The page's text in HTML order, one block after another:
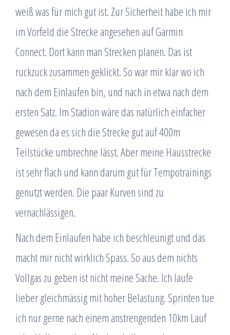
weiß was für mich gut ist. Zur Sicherheit habe ich mir
im Vorfeld die Strecke angesehen auf Garmin
Connect. Dort kann man Strecken planen. Das ist
ruckzuck zusammen geklickt. So war mir klar wo ich
nach dem Einlaufen bin, und nach in etwa nach dem
ersten Satz. Im Stadion wäre das natürlich einfacher
gewesen da es sich die Strecke gut auf 400m
Teilstücke umbrechne lässt. Aber meine Hausstrecke
ist sehr flach und kann darum gut für Tempotrainings
genutzt werden. Die paar Kurven sind zu
vernachlässigen.
Nach dem Einlaufen habe ich beschleunigt und das
macht mir nicht wirklich Spass. So aus dem nichts
Vollgas zu geben ist nicht meine Sache. Ich laufe
lieber gleichmässig mit hoher Belastung. Sprinten tue
ich nur gerne nach einem anstrengenden 10km Lauf